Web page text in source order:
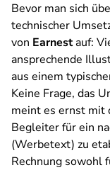
Bevor man sich
technischer
von Earnestauf:
ansprechende
aus einem
Keine Frage, das
meint es ernst mit
Begleiter für ein
(Werbetext) zu
Rechnung sowohl